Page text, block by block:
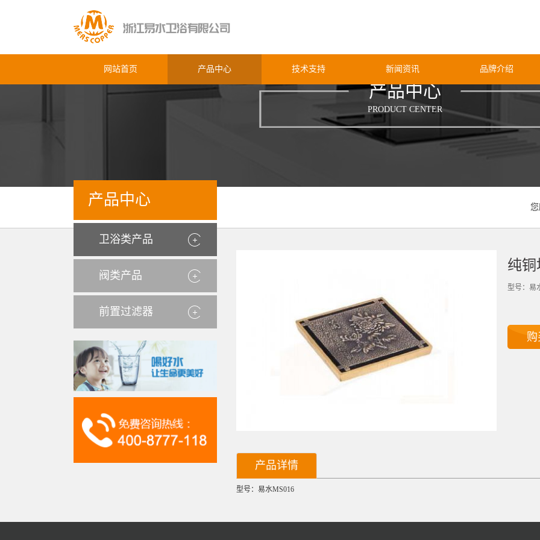
网站首页 产品中心 技术支持 新闻资讯 品牌介绍
产品中心
PRODUCT CENTER
您
产品中心
卫浴类产品
阀类产品
前置过滤器
纯铜
型号：易
购
产品详情
型号：易水MS016